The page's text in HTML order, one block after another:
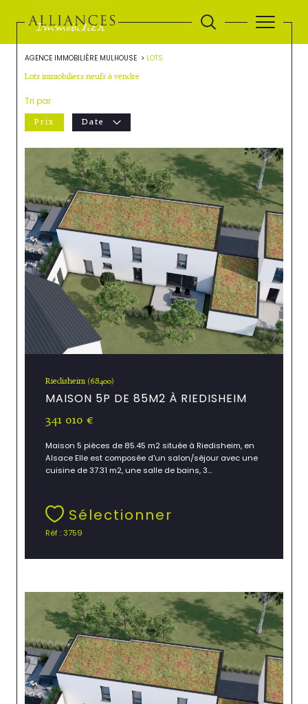
AGENCE IMMOBILIÈRE MULHOUSE LOTS
Lots immobiliers neufs à vendre
Tri par
Prix Date
Riedisheim (68400)
MAISON 5P DE 85M2 À RIEDISHEIM
341 010 €
Maison 5 pièces de 85.45 m2 située à Riedisheim, en
Alsace Elle est composée d'un salon/séjour avec une
cuisine de 37.31 m2, une salle de bains, 3...
Sélectionner
Réf : 3759